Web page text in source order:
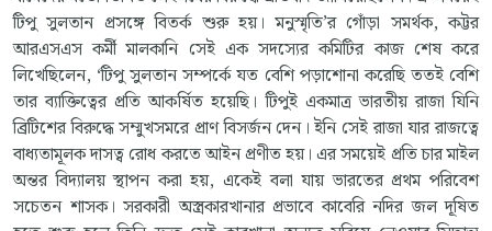
টিপু সুলতান প্রসঙ্গে বিতর্ক শুরু হয়। মনুস্মৃতি’র গোঁড়া সমর্থক, কট্টর
আরএসএস কর্মী মালকানি সেই এক সদস্যের কমিটির কাজ শেষ করে
লিখেছিলেন, ‘টিপু সুলতান সম্পর্কে যত বেশি পড়াশোনা করেছি ততই বেশি
তার ব্যাক্তিত্বের প্রতি আকর্ষিত হয়েছি। টিপুই একমাত্র ভারতীয় রাজা যিনি
ব্রিটিশের বিরুদ্ধে সম্মুখসমরে প্রাণ বিসর্জন দেন। ইনি সেই রাজা যার রাজত্বে
বাধ্যতামূলক দাসত্ব রোধ করতে আইন প্রণীত হয়। এর সময়েই প্রতি চার মাইল
অন্তর বিদ্যালয় স্থাপন করা হয়, একেই বলা যায় ভারতের প্রথম পরিবেশ
সচেতন শাসক। সরকারী অস্ত্রকারখানার প্রভাবে কাবেরি নদির জল দূষিত